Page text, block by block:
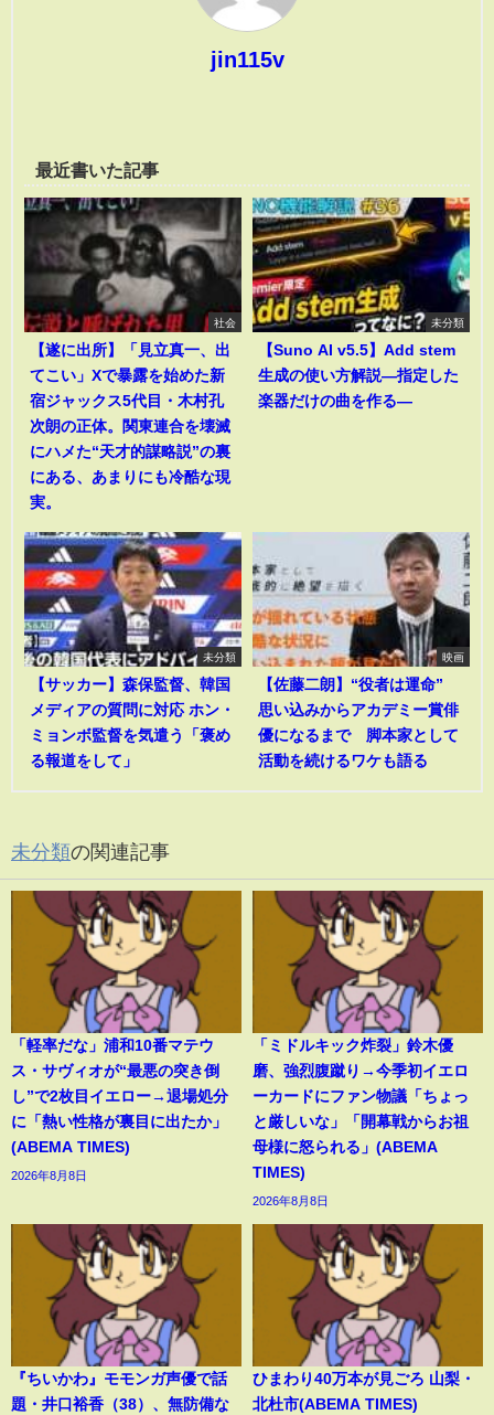
jin115v
最近書いた記事
社会
【遂に出所】「見立真一、出
てこい」Xで暴露を始めた新
宿ジャックス5代目・木村孔
次朗の正体。関東連合を壊滅
にハメた“天才的謀略説”の裏
にある、あまりにも冷酷な現
実。
未分類
【Suno AI v5.5】Add stem
生成の使い方解説―指定した
楽器だけの曲を作る―
未分類
【サッカー】森保監督、韓国
メディアの質問に対応 ホン・
ミョンボ監督を気遣う「褒め
る報道をして」
映画
【佐藤二朗】“役者は運命”
思い込みからアカデミー賞俳
優になるまで 脚本家として
活動を続けるワケも語る
未分類の関連記事
「軽率だな」浦和10番マテウ
ス・サヴィオが“最悪の突き倒
し”で2枚目イエロー→退場処分
に「熱い性格が裏目に出たか」
(ABEMA TIMES)
2026年8月8日
「ミドルキック炸裂」鈴木優
磨、強烈腹蹴り→今季初イエロ
ーカードにファン物議「ちょっ
と厳しいな」「開幕戦からお祖
母様に怒られる」(ABEMA
TIMES)
2026年8月8日
『ちいかわ』モモンガ声優で話
題・井口裕香（38）、無防備な
ひまわり40万本が見ごろ 山梨・
北杜市(ABEMA TIMES)